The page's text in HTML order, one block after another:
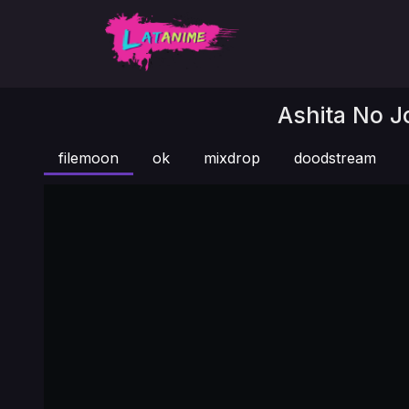
Ashita No
filemoon ok mixdrop doodstream